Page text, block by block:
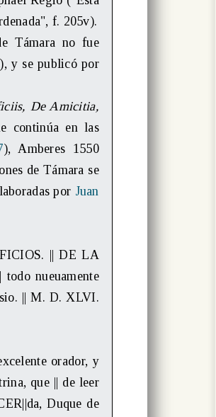
f. 205v).
Támara no fue
y se publicó por
De Amicitia,
continúa en las
), Amberes 1550
de Támara se
por Juan
|| DE LA
nueuamente
|| M. D. XLVI.
orador, y
que || de leer
Duque de